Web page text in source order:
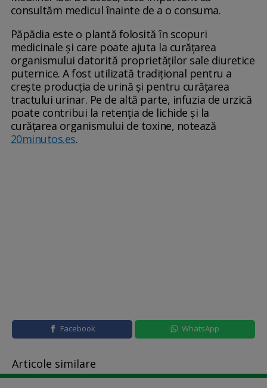
consultăm medicul înainte de a o consuma.
Păpădia este o plantă folosită în scopuri
medicinale și care poate ajuta la curățarea
organismului datorită proprietăților sale diuretice
puternice. A fost utilizată tradițional pentru a
crește producția de urină și pentru curățarea
tractului urinar. Pe de altă parte, infuzia de urzică
poate contribui la retenția de lichide și la
curățarea organismului de toxine, notează
20minutos.es.
Facebook WhatsApp
Articole similare